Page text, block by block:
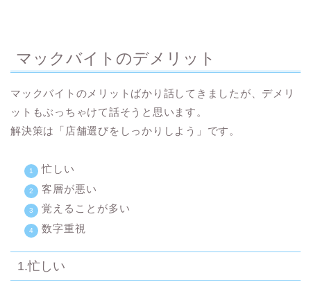
マックバイトのデメリット
マックバイトのメリットばかり話してきましたが、デメリ
ットもぶっちゃけて話そうと思います。
解決策は
「店舗選びをしっかりしよう」 です。
忙しい
客層が悪い
覚えることが多い
数字重視
1.忙しい